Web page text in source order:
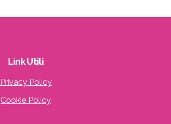
LinkUtili
Privacy Policy
Cookie Policy